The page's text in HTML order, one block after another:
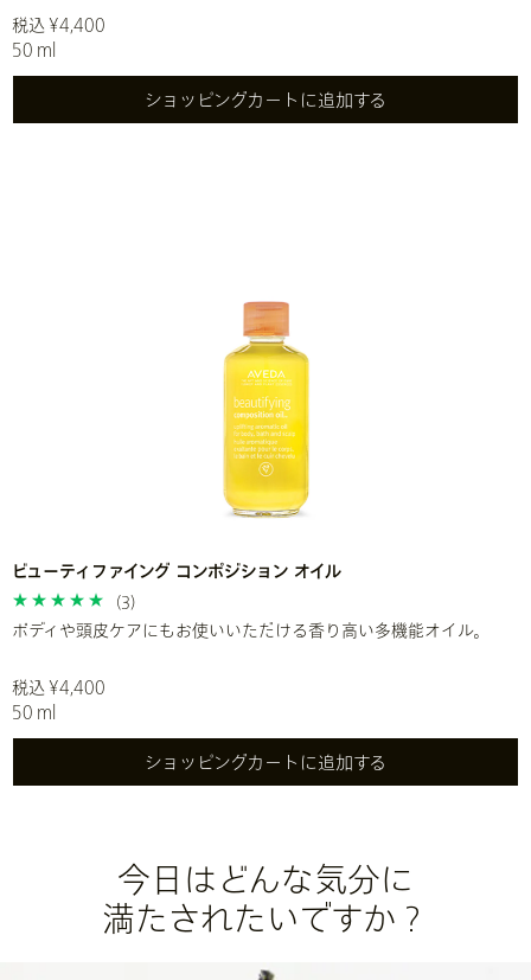
税込 ¥4,400
50 ml
ショッピングカートに追加する
ビューティファイング コンポジション オイル
(3)
ボディや頭皮ケアにもお使いいただける香り高い多機能オイル。
税込 ¥4,400
50 ml
ショッピングカートに追加する
今日はどんな気分に
満たされたいですか？